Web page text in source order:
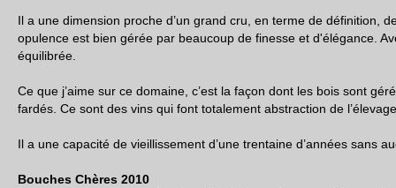
Il a une dimension proche d’un grand cru, en terme de définition,
opulence est bien gérée par beaucoup de finesse et d'élégance.
équilibrée.
Ce que j’aime sur ce domaine, c’est la façon dont les bois sont
fardés. Ce sont des vins qui font totalement abstraction de
Il a une capacité de vieillissement d’une trentaine d’années sans
Bouches Chères 2010